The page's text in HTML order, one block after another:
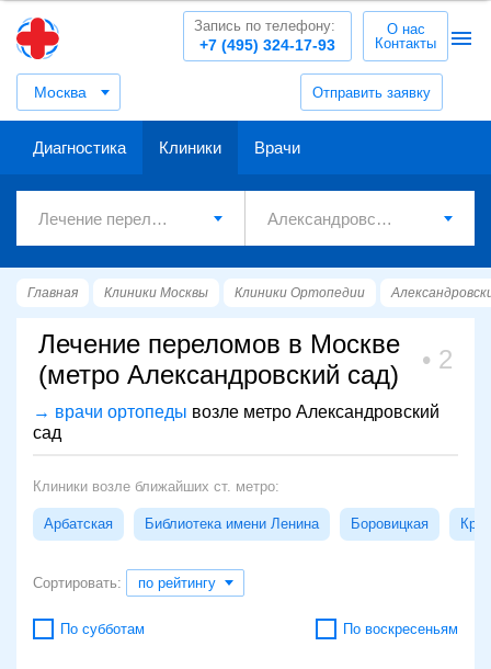
Москва Отправить заявку
+7 (495) 324-17-93
Запись по телефону:
О нас
Контакты
Диагностика Клиники Врачи
Главная Клиники Москвы Клиники Ортопедии
Лечение переломов в Москве
(метро Александровский сад)
2
→ врачи ортопеды возле метро Александровский
сад
Клиники возле ближайших ст. метро:
Арбатская Библиотека имени Ленина Боровицкая
Сортировать: по рейтингу
По субботам По воскресеньям